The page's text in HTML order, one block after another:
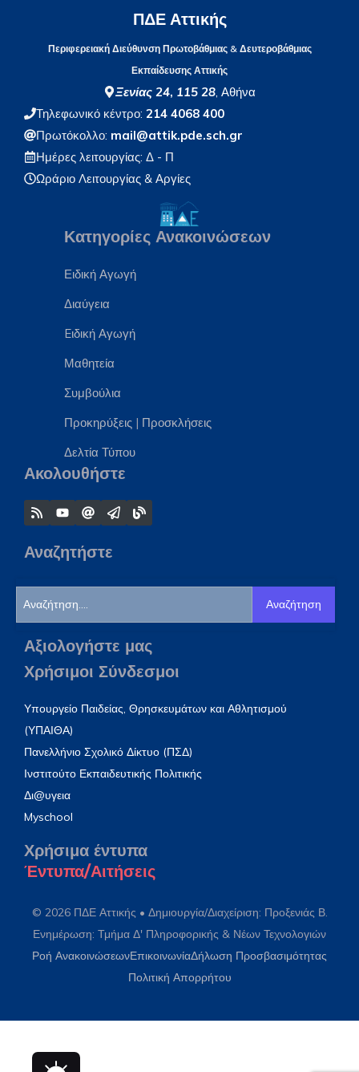
ΠΔΕ Αττικής
Περιφερειακή Διεύθυνση Πρωτοβάθμιας & Δευτεροβάθμιας
Εκπαίδευσης Αττικής
Ξενίας 24, 115 28 , Αθήνα
Τηλεφωνικό κέντρο: 214 4068 400
Πρωτόκολλο: mail@attik.pde.sch.gr
Ημέρες λειτουργίας: Δ - Π
Ωράριο Λειτουργίας & Αργίες
Κατηγορίες Ανακοινώσεων
Ειδική Αγωγή
Διαύγεια
Eιδική Αγωγή
Μαθητεία
Συμβούλια
Προκηρύξεις | Προσκλήσεις
Δελτία Τύπου
Ακολουθήστε
Αναζητήστε
Αναζήτηση
Αξιολογήστε μας
Χρήσιμοι Σύνδεσμοι
Υπουργείο Παιδείας, Θρησκευμάτων και Αθλητισμού
(ΥΠΑΙΘΑ)
Πανελλήνιο Σχολικό Δίκτυο (ΠΣΔ)
Ινστιτούτο Εκπαιδευτικής Πολιτικής
Δι@υγεια
Myschool
Χρήσιμα έντυπα
Έντυπα/Αιτήσεις
© 2026 ΠΔΕ Αττικής • Δημιουργία/Διαχείριση: Προξενιάς Β.
Ενημέρωση: Τμήμα Δ' Πληροφορικής & Νέων Τεχνολογιών
Ροή ΑνακοινώσεωνΕπικοινωνίαΔήλωση Προσβασιμότητας
Πολιτική Απορρήτου